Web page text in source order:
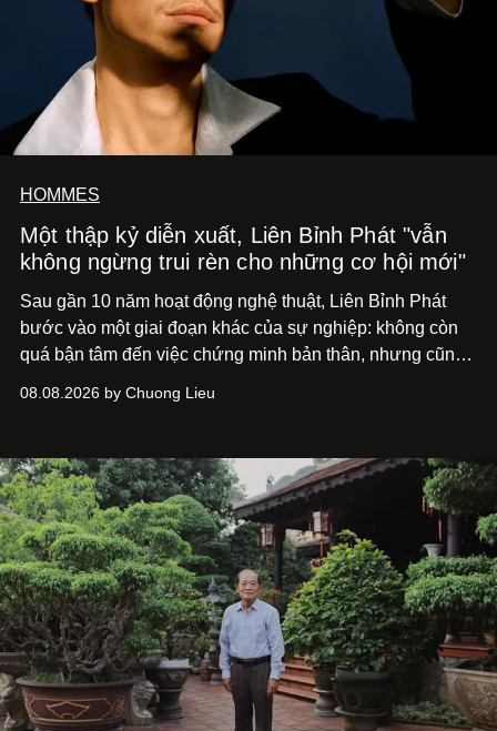
HOMMES
Một thập kỷ diễn xuất, Liên Bỉnh Phát "vẫn
không ngừng trui rèn cho những cơ hội mới"
Sau gần 10 năm hoạt động nghệ thuật, Liên Bỉnh Phát
bước vào một giai đoạn khác của sự nghiệp: không còn
quá bận tâm đến việc chứng minh bản thân, nhưng cũng
phim điện ảnh trong nửa đầu 2026 đến hành trình trở lại
bằng một tâm thế điềm tĩnh hơn. Anh tiếp tục học hỏi, trau
dồi và chờ đợi những vai diễn đủ sức đưa mình đến
những vùng đất mới. Ở tuổi ngoài 30, điều anh theo đuổi
không phải những đích đến quá lớn, mà là khả năng luôn
tiến về phía trước.
08.08.2026 by Chuong Lieu